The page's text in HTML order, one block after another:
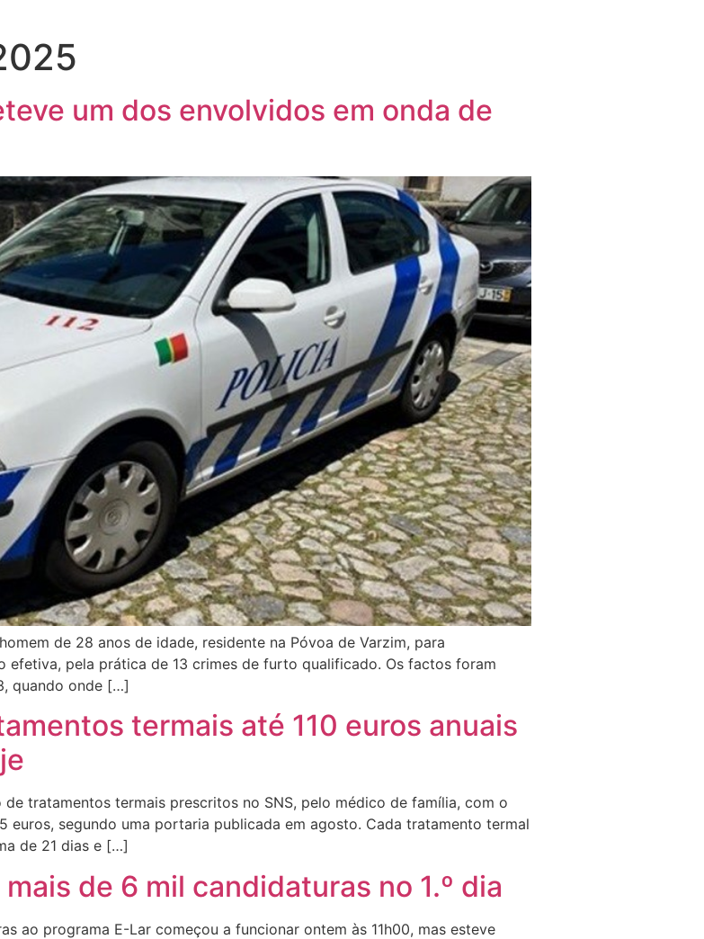
um dos envolvidos em onda de
de 28 anos de idade, residente na Póvoa de Varzim, para
efetiva, pela prática de 13 crimes de furto qualificado. Os factos foram
quando onde […]
termais até 110 euros anuais
tratamentos termais prescritos no SNS, pelo médico de família, com o
euros, segundo uma portaria publicada em agosto. Cada tratamento termal
de 21 dias e […]
de 6 mil candidaturas no 1.º dia
ao programa E-Lar começou a funcionar ontem às 11h00, mas esteve